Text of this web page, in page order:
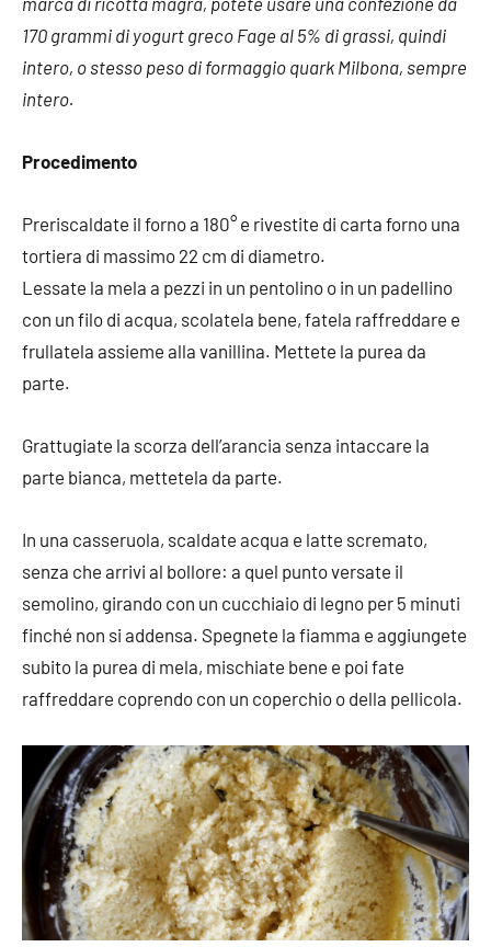
170 grammi di yogurt greco Fage al 5% di grassi, quindi
intero, o stesso peso di formaggio quark Milbona, sempre
intero.
Procedimento
Preriscaldate il forno a 180° e rivestite di carta forno una
tortiera di massimo 22 cm di diametro.
Lessate la mela a pezzi in un pentolino o in un padellino
con un filo di acqua, scolatela bene, fatela raffreddare e
frullatela assieme alla vanillina. Mettete la purea da
parte.
Grattugiate la scorza dell’arancia senza intaccare la
parte bianca, mettetela da parte.
In una casseruola, scaldate acqua e latte scremato,
senza che arrivi al bollore: a quel punto versate il
semolino, girando con un cucchiaio di legno per 5 minuti
finché non si addensa. Spegnete la fiamma e aggiungete
subito la purea di mela, mischiate bene e poi fate
raffreddare coprendo con un coperchio o della pellicola.